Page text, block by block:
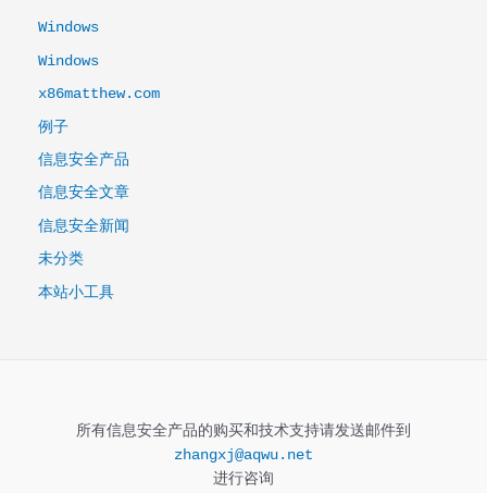
Windows
Windows
x86matthew.com
例子
信息安全产品
信息安全文章
信息安全新闻
未分类
本站小工具
所有信息安全产品的购买和技术支持请发送邮件到
zhangxj@aqwu.net
进行咨询